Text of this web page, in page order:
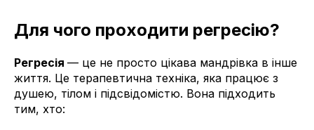
Для чого проходити регресію?
Регресія — це не просто цікава мандрівка в інше
життя. Це терапевтична техніка, яка працює з
душею, тілом і підсвідомістю. Вона підходить
тим, хто: